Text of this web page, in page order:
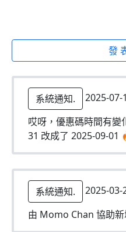
發
系統通知.
2025-07-
哎呀，優惠碼時間有變
31 改成了 2025-09-01
系統通知.
2025-03-
由 Momo Chan 協助新